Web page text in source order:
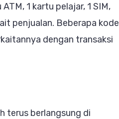
1 kartu pelajar, 1 SIM,
penjualan. Beberapa kode
dengan transaksi
terus berlangsung di